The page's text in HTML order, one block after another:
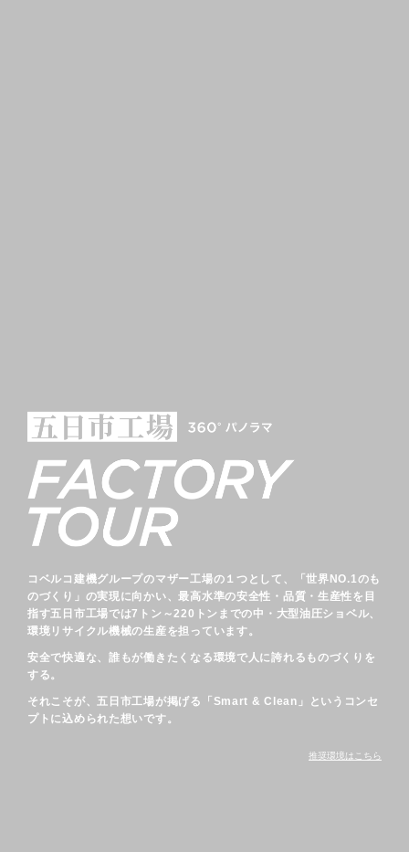
コベルコ建機グループのマザー工場の１つとして、
「世界NO.1のも
のづくり」の実現に向かい、最高水準の安全性・品質・生産性を目
指す五日市工場では7トン～220トンまでの中・大型油圧ショベル、
環境リサイクル機械の生産を担っています。
安全で快適な、誰もが働きたくなる環境で人に誇れるものづくりを
する。
それこそが、五日市工場が掲げる「Smart & Clean」という コンセ
プトに込められた想いです。
推奨環境はこちら